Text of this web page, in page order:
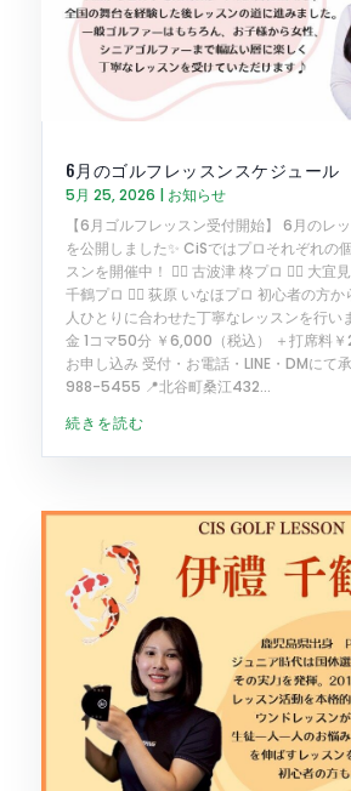
6月のゴルフレッスンスケジュール
5月 25, 2026 | お知らせ
【6月ゴルフレッスン受付開始】 6月のレ
を公開しました✨ CiSではプロそれぞれの
スンを開催中！ 🏌️‍♂️ 古波津 柊プロ 🏌️‍♂️ 大宜
千鶴プロ 🏌️‍♀️ 荻原 いなほプロ 初心者の方か
人ひとりに合わせた丁寧なレッスンを行い
金 1コマ50分 ￥6,000（税込） ＋打席料￥
お申し込み 受付・お電話・LINE・DMにて
988-5455 📍北谷町桑江432...
続きを読む